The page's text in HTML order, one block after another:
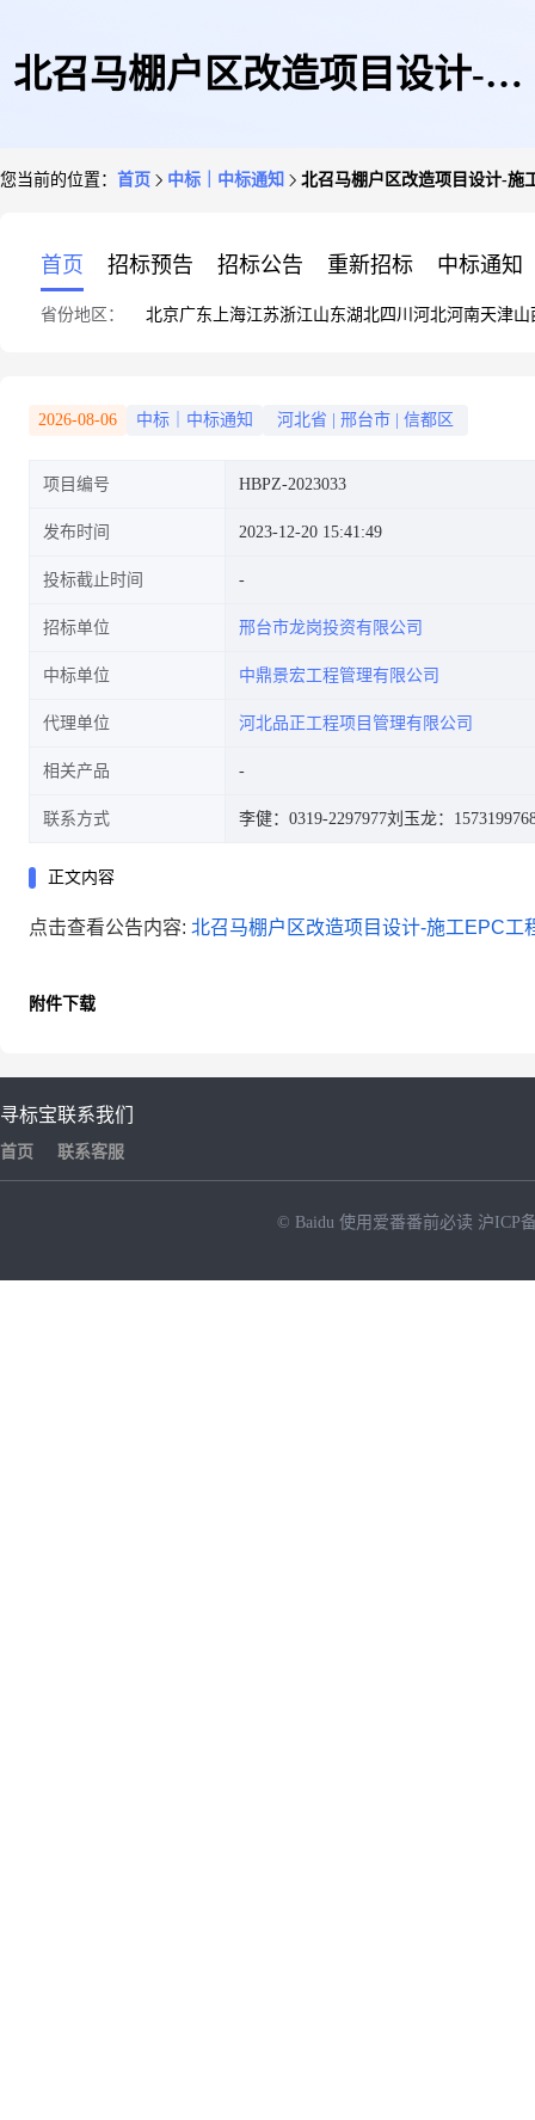
北召马棚户区改造项目设计-施
您当前的位置： 首页 中标｜中标通知 北召马棚户区改造项目设计-施
首页 招标预告 招标公告 重新招标 中标通知
省份地区： 北京广东 上海江苏浙江山东湖北四川 河北河南天津山
2026-08-06 中标｜中标通知 河北省 邢台市 信都区
项目编号 HBPZ-2023033
发布时间 2023-12-20 15:41:49
投标截止时间
招标单位 邢台市龙岗投资有限公司
中标单位 中鼎景宏工程管理有限公司
代理单位 河北品正工程项目管理有限公司
相关产品
联系方式 李健：0319-2297977刘玉龙：
正文内容
点击查看公告内容: 北召马棚户区改造项目设计-施工EPC工
附件下载
寻标宝
首页
联系我们
联系客服
© Baidu 使用爱番番前必读 沪ICP